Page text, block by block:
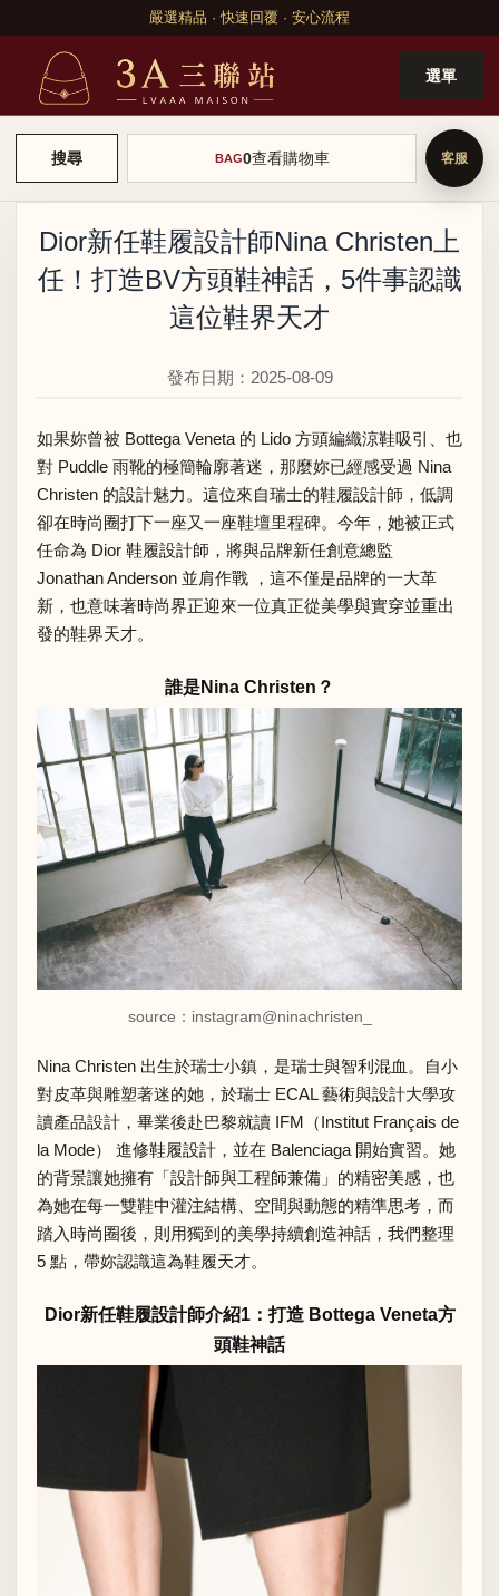
嚴選精品 · 快速回覆 · 安心流程
選單
搜尋 BAG0查看購物車
Dior新任鞋履設計師Nina Christen上
任！打造BV方頭鞋神話，5件事認識
這位鞋界天才
發布日期：2025-08-09
如果妳曾被 Bottega Veneta 的 Lido 方頭編織涼鞋吸引、也
對 Puddle 雨靴的極簡輪廓著迷，那麼妳已經感受過 Nina
Christen 的設計魅力。這位來自瑞士的鞋履設計師，低調
卻在時尚圈打下一座又一座鞋壇里程碑。今年，她被正式
任命為 Dior 鞋履設計師，將與品牌新任創意總監
Jonathan Anderson 並肩作戰 ，這不僅是品牌的一大革
新，也意味著時尚界正迎來一位真正從美學與實穿並重出
發的鞋界天才。
誰是Nina Christen？
source：instagram@ninachristen_
Nina Christen 出生於瑞士小鎮，是瑞士與智利混血。自小
對皮革與雕塑著迷的她，於瑞士 ECAL 藝術與設計大學攻
讀產品設計，畢業後赴巴黎就讀 IFM（Institut Français de
la Mode） 進修鞋履設計，並在 Balenciaga 開始實習。她
的背景讓她擁有「設計師與工程師兼備」的精密美感，也
為她在每一雙鞋中灌注結構、空間與動態的精準思考，而
踏入時尚圈後，則用獨到的美學持續創造神話，我們整理
5 點，帶妳認識這為鞋履天才。
Dior新任鞋履設計師介紹1：打造 Bottega Veneta方
頭鞋神話